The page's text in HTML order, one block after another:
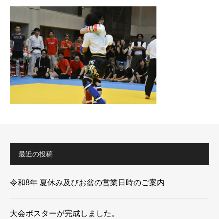
最近の投稿
令和8年 夏休み及びお盆の営業日時のご案内
大会ポスターが完成しました。